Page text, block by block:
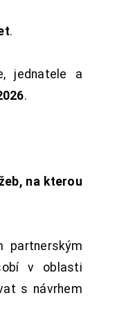
.
jednatele a
.
na kterou
partnerským
v oblasti
s návrhem